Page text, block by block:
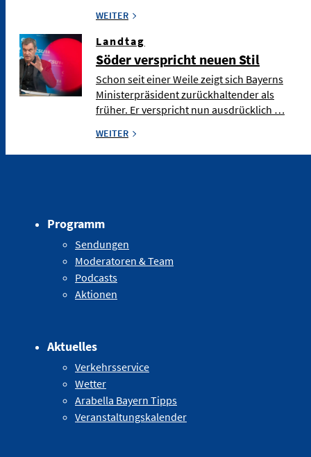
WEITER
Landtag
Söder verspricht neuen Stil
Schon seit einer Weile zeigt sich Bayerns
Ministerpräsident zurückhaltender als
früher. Er verspricht nun ausdrücklich …
WEITER
Programm
Sendungen
Moderatoren & Team
Podcasts
Aktionen
Aktuelles
Verkehrsservice
Wetter
Arabella Bayern Tipps
Veranstaltungskalender